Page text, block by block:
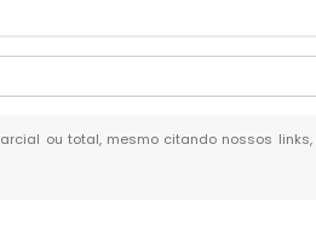
ou total, mesmo citando nossos